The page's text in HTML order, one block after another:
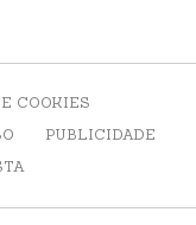
COOKIES
PUBLICIDADE